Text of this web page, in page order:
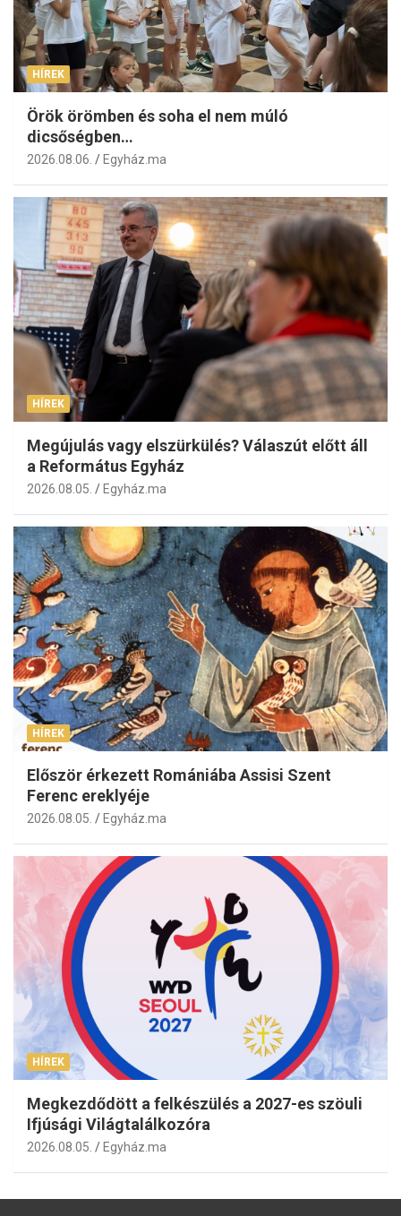
HÍREK
Örök örömben és soha el nem múló
dicsőségben…
2026.08.06. Egyház.ma
HÍREK
Megújulás vagy elszürkülés? Válaszút előtt áll
a Református Egyház
2026.08.05. Egyház.ma
HÍREK
Először érkezett Romániába Assisi Szent
Ferenc ereklyéje
2026.08.05. Egyház.ma
HÍREK
Megkezdődött a felkészülés a 2027-es szöuli
Ifjúsági Világtalálkozóra
2026.08.05. Egyház.ma